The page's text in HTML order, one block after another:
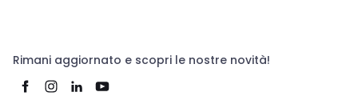
Rimani aggiornato e scopri le nostre novità!